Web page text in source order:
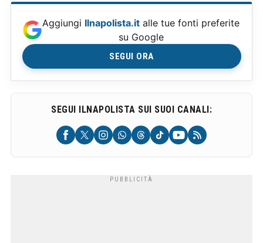
Aggiungi Ilnapolista.it alle tue fonti preferite
su Google
SEGUI ORA
SEGUI ILNAPOLISTA SUI SUOI CANALI: